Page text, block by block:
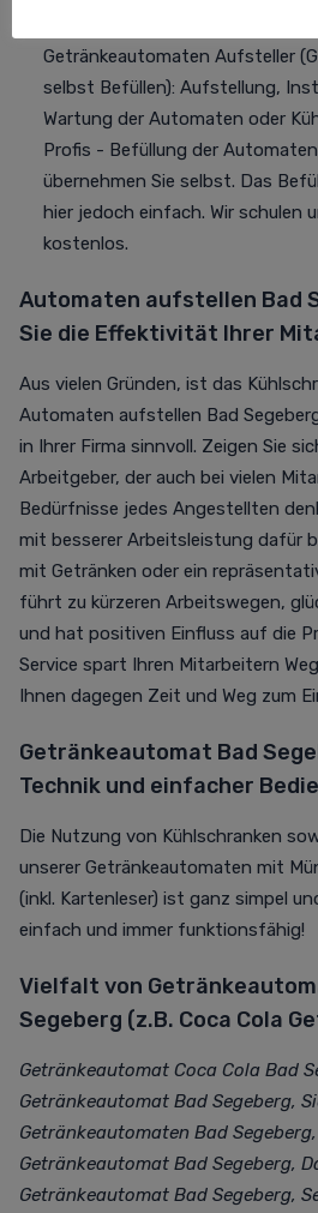
Getränkeautomaten Aufsteller
selbst Befüllen): Aufstellung,
Wartung der Automaten oder
Profis - Befüllung der
übernehmen Sie selbst. Das
hier jedoch einfach. Wir schulen
kostenlos.
Automaten aufstellen Bad
Sie die Effektivität Ihrer
Aus vielen Gründen, ist das
Automaten aufstellen Bad
in Ihrer Firma sinnvoll. Zeigen Sie
Arbeitgeber, der auch bei vielen
Bedürfnisse jedes Angestellten
mit besserer Arbeitsleistung dafür
mit Getränken oder ein
führt zu kürzeren Arbeitswegen,
und hat positiven Einfluss auf die
Service spart Ihren Mitarbeitern
Ihnen dagegen Zeit und Weg zum
Getränkeautomat Bad
Technik und einfacher
Die Nutzung von Kühlschranken
unserer Getränkeautomaten mit
(inkl. Kartenleser) ist ganz simpel
einfach und immer funktionsfähig!
Vielfalt von
Segeberg (z.B. Coca Cola
Getränkeautomat Coca Cola Bad
Getränkeautomat Bad Segeberg,
Getränkeautomaten Bad
Getränkeautomat Bad Segeberg,
Getränkeautomat Bad Segeberg,